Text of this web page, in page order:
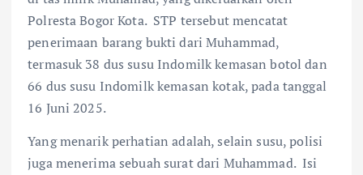
Polresta Bogor Kota. STP tersebut mencatat
penerimaan barang bukti dari Muhammad,
termasuk 38 dus susu Indomilk kemasan botol dan
66 dus susu Indomilk kemasan kotak, pada tanggal
16 Juni 2025.
Yang menarik perhatian adalah, selain susu, polisi
juga menerima sebuah surat dari Muhammad. Isi